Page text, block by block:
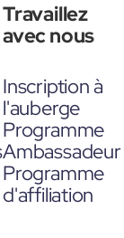
Travaillez
avec nous
Inscription à
l'auberge
Programme
Ambassadeur
Programme
d'affiliation